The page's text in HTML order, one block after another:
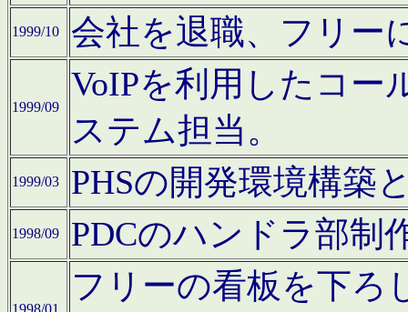
1999/10 会社を退職、フリー
1999/09
VoIPを利用したコー
ステム担当。
1999/03 PHSの開発環境構築
1998/09 PDCのハンドラ部制
1998/01
フリーの看板を下ろ